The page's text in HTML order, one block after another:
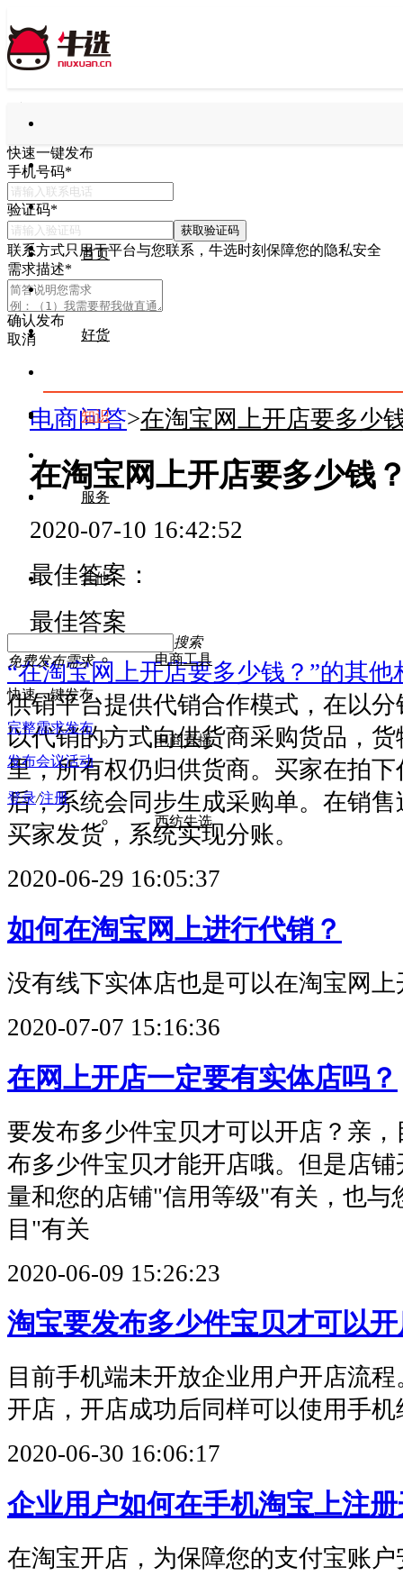
首页
好货
知识
服务
其他
电商工具
电商直播
西纺牛选
搜索
免费发布需求
快速一键发布
完整需求发布
发布会议活动
登录/注册
快速一键发布
手机号码*
验证码*
获取验证码
联系方式只用于平台与您联系，牛选时刻保障您的隐私安全
需求描述*
确认发布
取消
电商问答>在淘宝网上开店要多少
在淘宝网上开店要多少钱
2020-07-10 16:42:52
最佳答案：
最佳答案
“在淘宝网上开店要多少钱？”的其他
供销平台提供代销合作模式，在以
以代销的方式向供货商采购货品，
里，所有权仍归供货商。买家在拍
后，系统会同步生成采购单。在销
买家发货，系统实现分账。
2020-06-29 16:05:37
如何在淘宝网上进行代销？
没有线下实体店也是可以在淘宝网上
2020-07-07 15:16:36
在网上开店一定要有实体店吗？
要发布多少件宝贝才可以开店？亲
布多少件宝贝才能开店哦。但是店
量和您的店铺"信用等级"有关，也与
目"有关
2020-06-09 15:26:23
淘宝要发布多少件宝贝才可以
目前手机端未开放企业用户开店流
开店，开店成功后同样可以使用手机
2020-06-30 16:06:17
企业用户如何在手机淘宝上注
在淘宝开店，为保障您的支付宝账